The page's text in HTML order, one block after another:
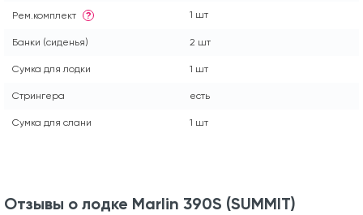
Рем.комплект ? 1 шт
Банки (сиденья) 2 шт
Сумка для лодки 1 шт
Стрингера есть
Сумка для слани 1 шт
Отзывы о лодке Marlin 390S (SUMMIT)